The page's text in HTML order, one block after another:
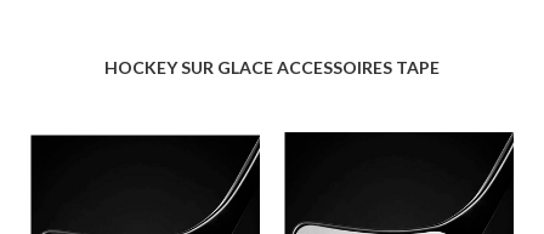
HOCKEY SUR GLACE ACCESSOIRES TAPE